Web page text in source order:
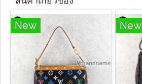
New New